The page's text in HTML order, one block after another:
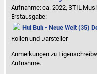
Aufnahme:ca. 2022, STIL
Erstausgabe:
Hui Buh - Neue Welt (35)
Rollen und Darsteller
Anmerkungen zu
Aufnahme.